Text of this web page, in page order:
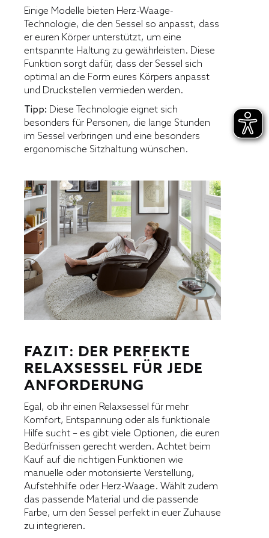
Einige Modelle bieten Herz-Waage-
Technologie, die den Sessel so anpasst, dass
er euren Körper unterstützt, um eine
entspannte Haltung zu gewährleisten. Diese
Funktion sorgt dafür, dass der Sessel sich
optimal an die Form eures Körpers anpasst
und Druckstellen vermieden werden.
Tipp: Diese Technologie eignet sich
besonders für Personen, die lange Stunden
im Sessel verbringen und eine besonders
ergonomische Sitzhaltung wünschen.
FAZIT: DER PERFEKTE
RELAXSESSEL FÜR JEDE
ANFORDERUNG
Egal, ob ihr einen Relaxsessel für mehr
Komfort, Entspannung oder als funktionale
Hilfe sucht – es gibt viele Optionen, die euren
Bedürfnissen gerecht werden. Achtet beim
Kauf auf die richtigen Funktionen wie
manuelle oder motorisierte Verstellung,
Aufstehhilfe oder Herz-Waage. Wählt zudem
das passende Material und die passende
Farbe, um den Sessel perfekt in euer Zuhause
zu integrieren.